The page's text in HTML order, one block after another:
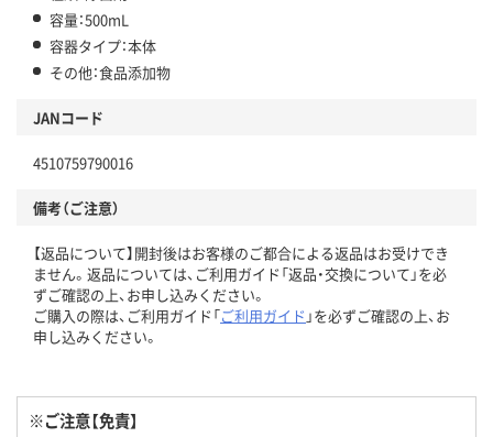
容量：500mL
容器タイプ：本体
その他：食品添加物
JANコード
4510759790016
備考（ご注意）
【返品について】開封後はお客様のご都合による返品はお受けでき
ません。返品については、ご利用ガイド「返品・交換について」を必
ずご確認の上、お申し込みください。
ご購入の際は、ご利用ガイド「ご利用ガイド 」を必ずご確認の上、お
申し込みください。
※ご注意【免責】